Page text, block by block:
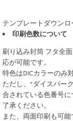
テンプレートダウン
印刷色数について
刷り込み封筒 フタ全
応が可能です。
特色はDICカラーのみ
ただし、“ダイスパー
合されている色番号
了承ください。
また、両面印刷も可